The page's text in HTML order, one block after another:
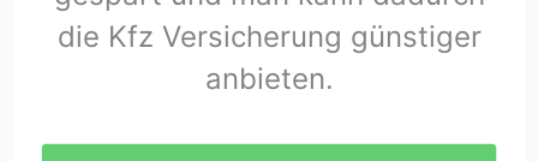
die Kfz Versicherung günstiger
anbieten.